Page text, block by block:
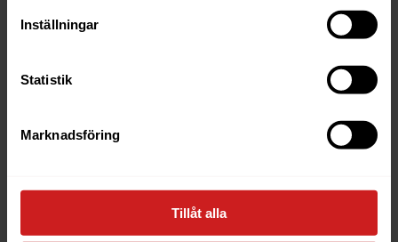
Inställningar
Statistik
Marknadsföring
Tillåt alla
11.126
11.110.0.118